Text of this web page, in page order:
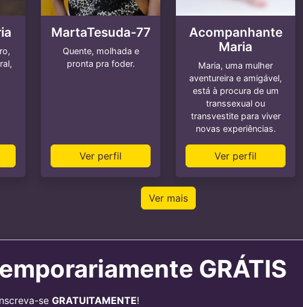
MartaTesuda-77
Quente, molhada e
pronta pra foder.
Ver perfil
Acompanhante
Maria
Maria, uma mulher
aventureira e amigável,
está à procura de um
transsexual ou
transvestite para viver
novas experiências.
Ver perfil
Ver mais
GRÁTIS
se GRATUITAMENTE!